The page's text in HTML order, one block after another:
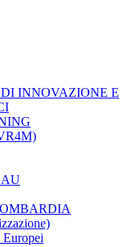
DI INNOVAZIONE E